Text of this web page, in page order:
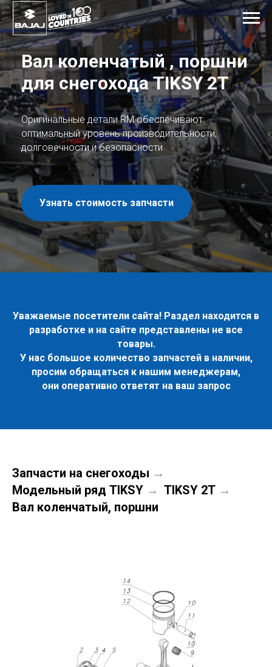
Вал коленчатый , поршни
для снегоходаTIKSY 2Т
Оригинальные детали RM обеспечивают
оптимальный уровень производительности,
долговечности и безопасности
Узнать стоимость запчасти
Уважаемые посетители сайта! Раздел находится в
разработке и на сайте представлены не все
товары.
У нас большое количество запчастей в наличии,
просим обращаться к нашим менеджерам,
они оперативно ответят на ваш запрос
Запчасти на снегоходы →
Модельный ряд TIKSY → TIKSY 2Т →
Вал коленчатый, поршни